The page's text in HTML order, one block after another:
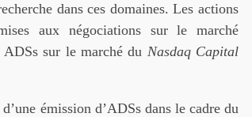
dans ces domaines. Les actions
aux négociations sur le marché
sur le marché du Nasdaq Capital
émission d’ADSs dans le cadre du